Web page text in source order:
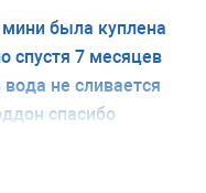
работает. Можно
была куплена
спустя 7 месяцев
не сливается
спасибо